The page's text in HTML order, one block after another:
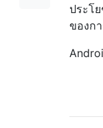
ประโ
ของก